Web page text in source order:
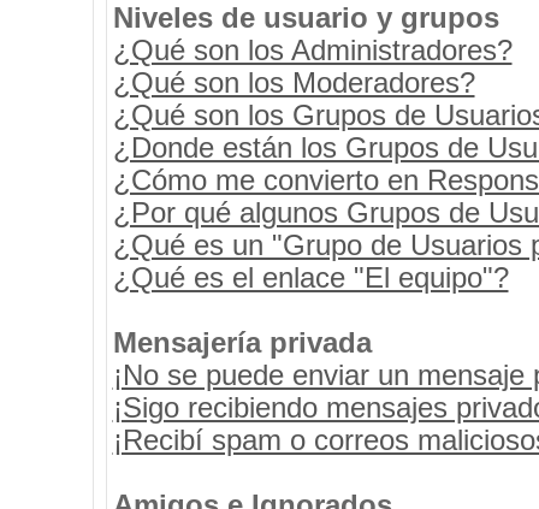
Niveles de usuario y grupos
¿Qué son los Administradores?
¿Qué son los Moderadores?
¿Qué son los Grupos de
¿Donde están los Grupos de
¿Cómo me convierto en
¿Por qué algunos Grupos de
¿Qué es un "Grupo de Usuarios
¿Qué es el enlace "El equipo"?
Mensajería privada
¡No se puede enviar un mensaje
¡Sigo recibiendo mensajes
¡Recibí spam o correos